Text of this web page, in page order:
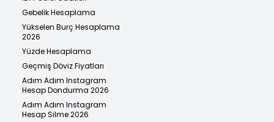
Gebelik Hesaplama
Yükselen Burç Hesaplama
2026
Yüzde Hesaplama
Geçmiş Döviz Fiyatları
Adım Adım Instagram
Hesap Dondurma 2026
Adım Adım Instagram
Hesap Silme 2026